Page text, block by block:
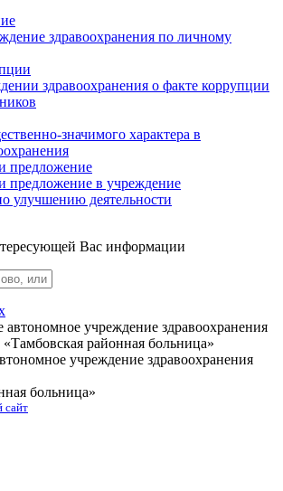
здравоохранения по личному
здравоохранения о факте коррупции
значимого характера в
предложение
предложение в учреждение
улучшению деятельности
Вас информации
учреждение здравоохранения
больница»
сайт